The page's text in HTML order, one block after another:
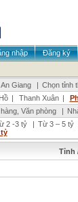
nhập Đăng ký
An Giang | Chọn tỉnh
| Thanh Xuân |
Văn phòng |
2 -3 tỷ | Từ 3 – 5 tỷ
tỷ
Tỉnh